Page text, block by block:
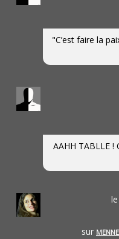
"C’est faire la
AAHH TABLLE !
sur